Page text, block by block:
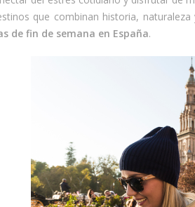
que combinan historia,
de fin de semana en España.